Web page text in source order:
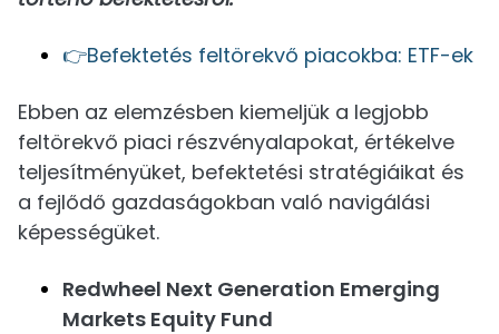
👉Befektetés feltörekvő piacokba: ETF-ek
Ebben az elemzésben kiemeljük a legjobb
feltörekvő piaci részvényalapokat, értékelve
teljesítményüket, befektetési stratégiáikat és
a fejlődő gazdaságokban való navigálási
képességüket.
Redwheel Next Generation Emerging
Markets Equity Fund